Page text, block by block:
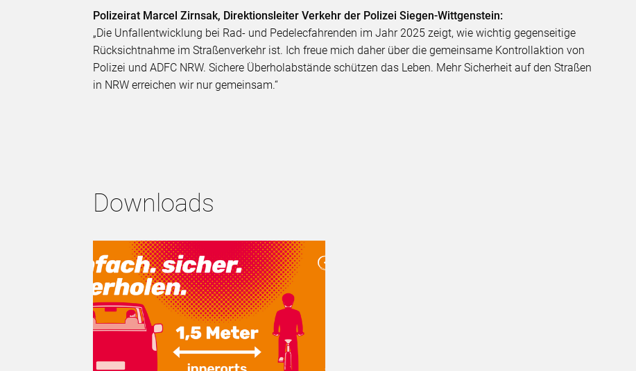
Polizeirat Marcel Zirnsak, Direktionsleiter Verkehr der Polizei Siegen-Wittgenstein:
„Die Unfallentwicklung bei Rad- und Pedelecfahrenden im Jahr 2025 zeigt, wie wichtig gegenseitige
Rücksichtnahme im Straßenverkehr ist. Ich freue mich daher über die gemeinsame Kontrollaktion von
Polizei und ADFC NRW. Sichere Überholabstände schützen das Leben. Mehr Sicherheit auf den Straßen
in NRW erreichen wir nur gemeinsam.“
Downloads